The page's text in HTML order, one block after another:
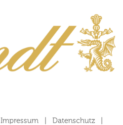
Impressum
Datenschutz